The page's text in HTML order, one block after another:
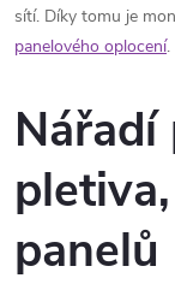
sítí. Díky tomu je
panelového oplocení.
panelů